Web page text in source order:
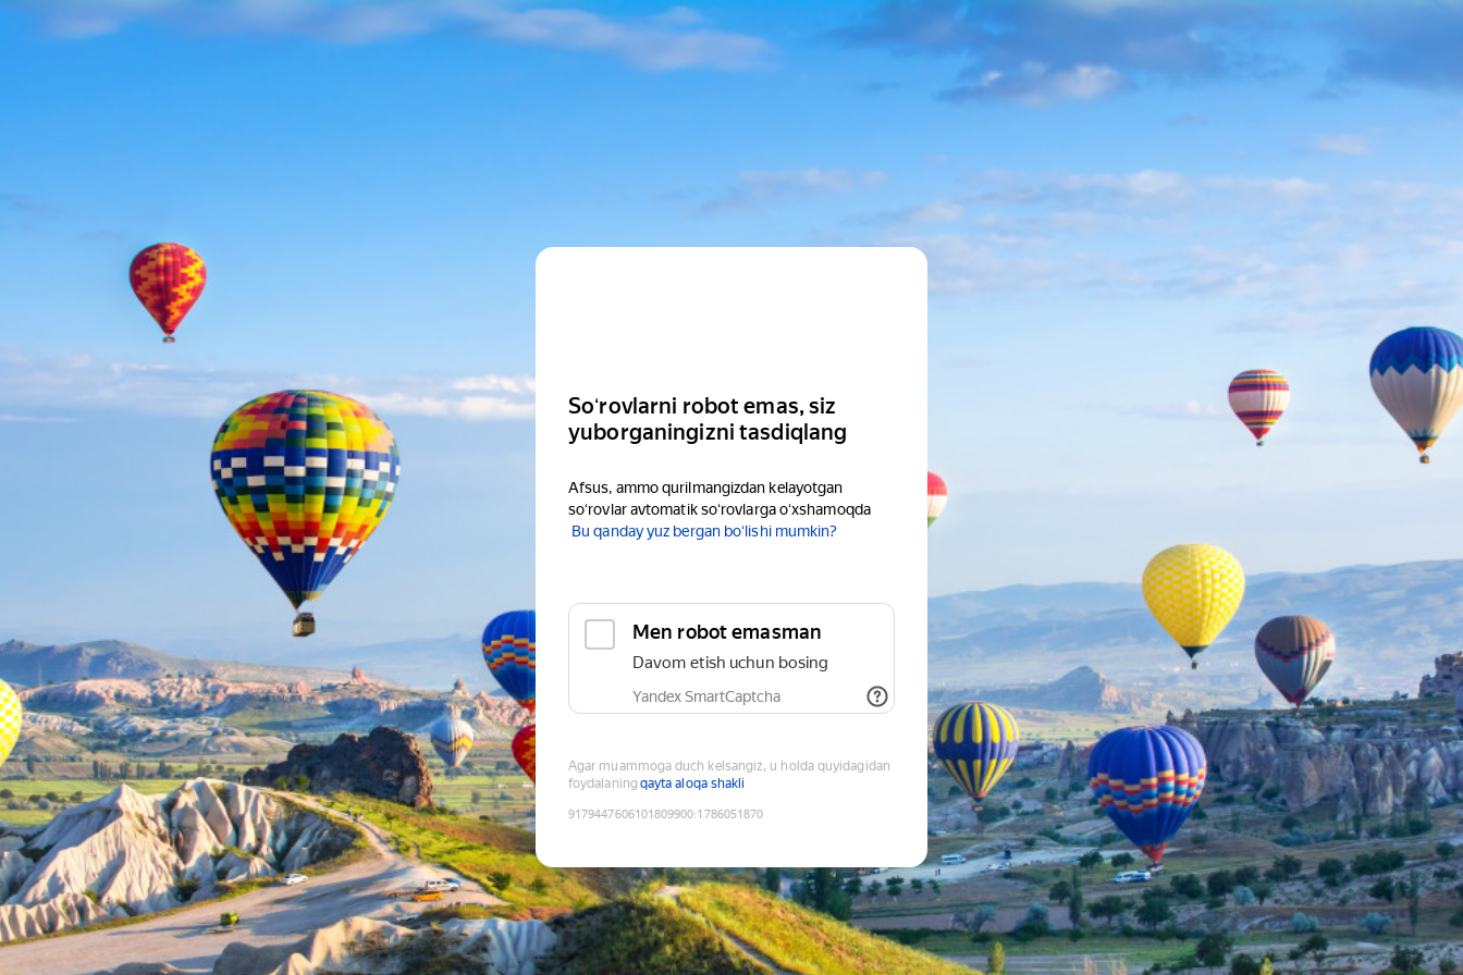
Soʻrovlarni robot emas, siz
yuborganingizni tasdiqlang
Afsus, ammo qurilmangizdan kelayotgan
soʻrovlar avtomatik soʻrovlarga oʻxshamoqda
Bu qanday yuz bergan boʻlishi mumkin?
Men robot emasman
Davom etish uchun bosing
Yandex SmartCaptcha
Agar muammoga duch kelsangiz, u holda quyidagidan
foydalaning qayta aloqa shakli
9179447606101809900:1786051870